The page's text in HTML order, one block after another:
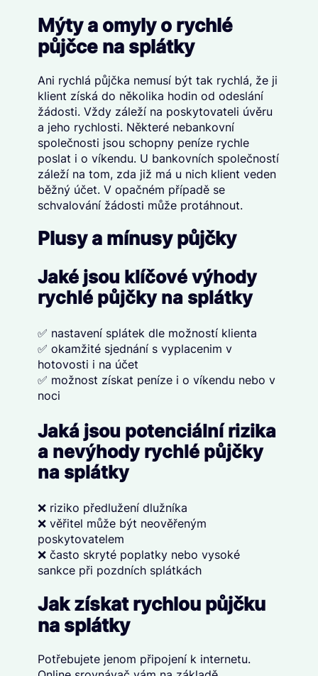
Mýty a omyly o rychlé
půjčce na splátky
Ani rychlá půjčka nemusí být tak rychlá, že ji
klient získá do několika hodin od odeslání
žádosti. Vždy záleží na poskytovateli úvěru
a jeho rychlosti. Některé nebankovní
společnosti jsou schopny peníze rychle
poslat i o víkendu. U bankovních společností
záleží na tom, zda již má u nich klient veden
běžný účet. V opačném případě se
schvalování žádosti může protáhnout.
Plusy a mínusy půjčky
Jaké jsou klíčové výhody
rychlé půjčky na splátky
✅ nastavení splátek dle možností klienta
✅ okamžité sjednání s vyplacenim v
hotovosti i na účet
✅ možnost získat peníze i o víkendu nebo v
noci
Jaká jsou potenciální rizika
a nevýhody rychlé půjčky
na splátky
❌ riziko předlužení dlužníka
❌ věřitel může být neověřeným
poskytovatelem
❌ často skryté poplatky nebo vysoké
sankce při pozdních splátkách
Jak získat rychlou půjčku
na splátky
Potřebujete jenom připojení k internetu.